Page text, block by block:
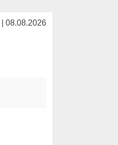
| 08.08.2026